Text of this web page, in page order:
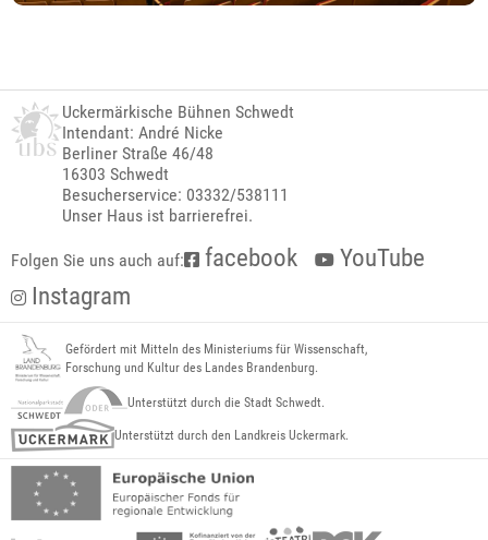
Uckermärkische Bühnen Schwedt
Intendant: André Nicke
Berliner Straße 46/48
16303 Schwedt
Besucherservice: 03332/538111
Unser Haus ist barrierefrei.
Folgen Sie uns auch auf: facebook
YouTube
Instagram
Gefördert mit Mitteln des Ministeriums für Wissenschaft,
Forschung und Kultur des Landes Brandenburg.
Unterstützt durch die Stadt Schwedt.
Unterstützt durch den Landkreis Uckermark.